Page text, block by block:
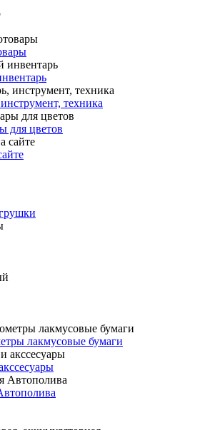
техника
для цветов
лакмусовые бумаги